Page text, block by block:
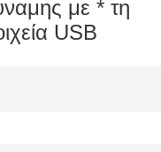
με * τη
USB